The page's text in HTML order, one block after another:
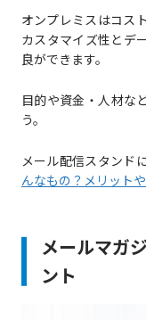
オンプレミスはコス
カスタマイズ性とデ
良ができます。
目的や資金・人材な
う。
メール配信スタンド
んなもの？メリット
メールマガ
ント